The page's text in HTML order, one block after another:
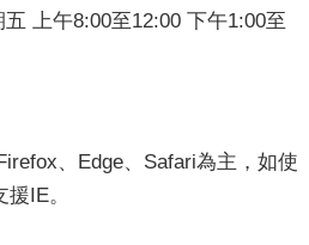
上午8:00至12:00 下午1:00至
、Edge、Safari為主，如使
IE。